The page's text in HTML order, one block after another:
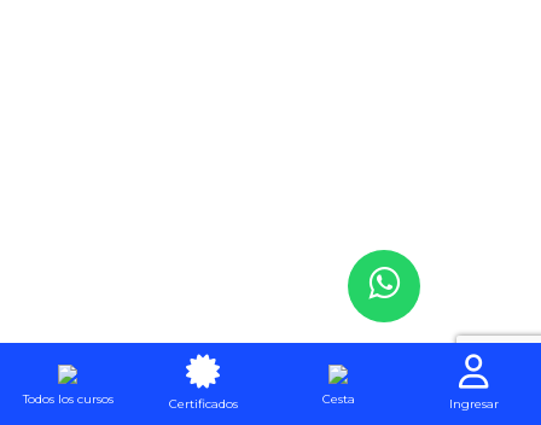
Todos los cursos Certificados Cesta Ingresar